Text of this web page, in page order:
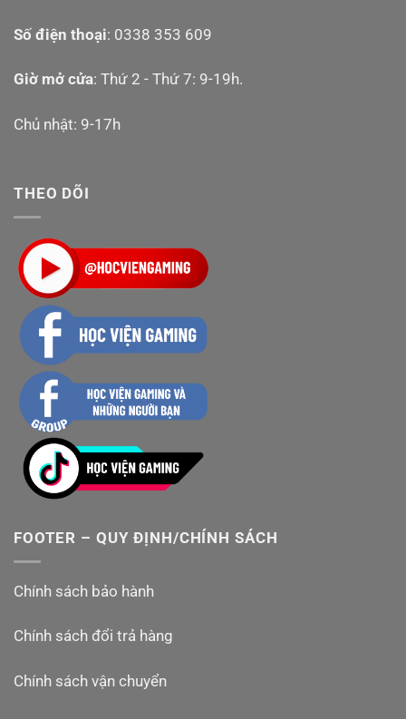
Số điện thoại: 0338 353 609
Giờ mở cửa: Thứ 2 - Thứ 7: 9-19h.
Chủ nhật: 9-17h
THEO DÕI
FOOTER – QUY ĐỊNH/CHÍNH SÁCH
Chính sách bảo hành
Chính sách đổi trả hàng
Chính sách vận chuyển